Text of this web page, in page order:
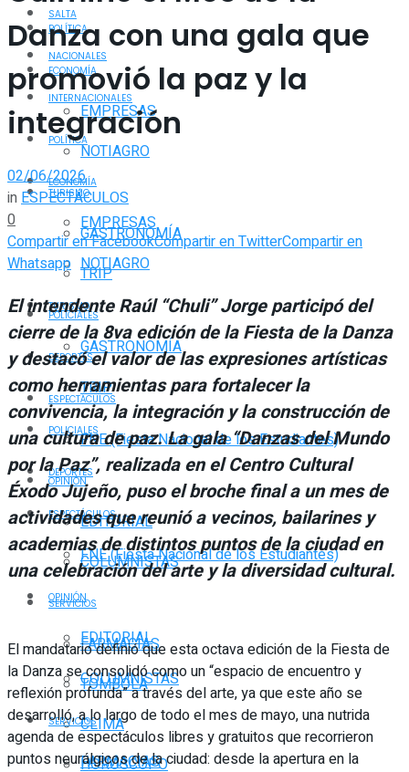
POLÍTICA
ECONOMÍA
EMPRESAS
NOTIAGRO
TURISMO
GASTRONOMÍA
TRIP
POLICIALES
DEPORTES
ESPECTÁCULOS
FNE (Fiesta Nacional de los Estudiantes)
OPINIÓN
EDITORIAL
COLUMNISTAS
SERVICIOS
FARMACIAS
TOMBOLA
CLIMA
HORÓSCOPO
SALTA
NACIONALES
INTERNACIONALES
POLÍTICA
ECONOMÍA
EMPRESAS
NOTIAGRO
TURISMO
GASTRONOMÍA
TRIP
POLICIALES
DEPORTES
ESPECTÁCULOS
FNE (Fiesta Nacional de los Estudiantes)
OPINIÓN
EDITORIAL
COLUMNISTAS
SERVICIOS
FARMACIAS
Danza con una gala que
promovió la paz y la
integración
02/06/2026
inESPECTÁCULOS
0
Compartir en FacebookCompartir en TwitterCompartir en
Whatsapp
El intendente Raúl “Chuli” Jorge participó del
cierre de la 8va edición de la Fiesta de la Danza
y destacó el valor de las expresiones artísticas
como herramientas para fortalecer la
convivencia, la integración y la construcción de
una cultura de paz. La gala “Danzas del Mundo
por la Paz”, realizada en el Centro Cultural
Éxodo Jujeño, puso el broche final a un mes de
actividades que reunió a vecinos, bailarines y
academias de distintos puntos de la ciudad en
una celebración del arte y la diversidad cultural.
El mandatario definió que esta octava edición de la Fiesta de
la Danza se consolidó como un “espacio de encuentro y
reflexión profunda” a través del arte, ya que este año se
desarrolló, a lo largo de todo el mes de mayo, una nutrida
agenda de espectáculos libres y gratuitos que recorrieron
puntos neurálgicos de la ciudad: desde la apertura en la